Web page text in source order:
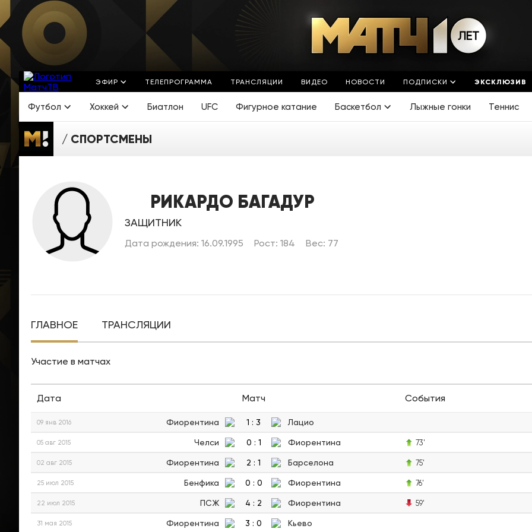
ЭФИР ТЕЛЕПРОГРАММА ТРАНСЛЯЦИИ ВИДЕО НОВОСТИ ПОДПИСКИ ЭКСКЛЮЗИВ
Футбол Хоккей Биатлон UFC Фигурное катание Баскетбол Лыжные гонки Теннис
СПОРТСМЕНЫ
РИКАРДО БАГАДУР
ЗАЩИТНИК
Дата рождения: 16.09.1995 Рост: 184 Вес: 77
ГЛАВНОЕ ТРАНСЛЯЦИИ
Участие в матчах
Дата Матч События
09 янв 2016 Фиорентина 1 : 3 Лацио
05 авг 2015 Челси 0 : 1 Фиорентина 73'
02 авг 2015 Фиорентина 2 : 1 Барселона 75'
25 июл 2015 Бенфика 0 : 0 Фиорентина 76'
22 июл 2015 ПСЖ 4 : 2 Фиорентина 59'
31 мая 2015 Фиорентина 3 : 0 Кьево